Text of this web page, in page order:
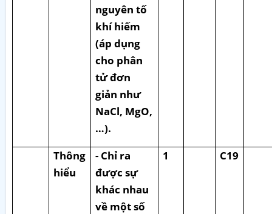
nguyên tố
khí hiếm
(áp dụng
cho phân
tử đơn
giản như
NaCl, MgO,
…).
Thông
hiểu
- Chỉ ra
được sự
khác nhau
về một số
1 C19